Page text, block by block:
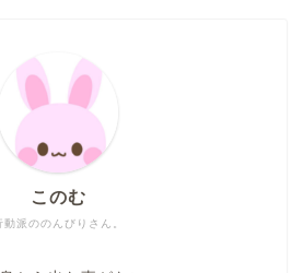
動派ののんびりさん。
このむ